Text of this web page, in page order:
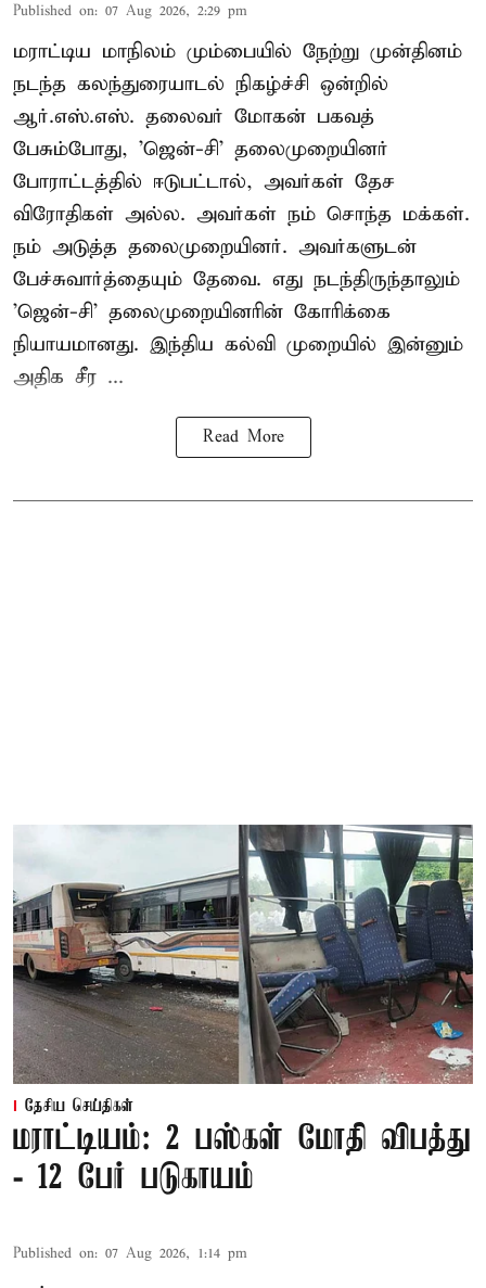
Published on: 07 Aug 2026, 2:29 pm
மராட்டிய மாநிலம் மும்பையில் நேற்று முன்தினம்
நடந்த கலந்துரையாடல் நிகழ்ச்சி ஒன்றில்
ஆர்.எஸ்.எஸ். தலைவர் மோகன் பகவத்
பேசும்போது, 'ஜென்-சி' தலைமுறையினர்
போராட்டத்தில் ஈடுபட்டால், அவர்கள் தேச
விரோதிகள் அல்ல. அவர்கள் நம் சொந்த மக்கள்.
நம் அடுத்த தலைமுறையினர். அவர்களுடன்
பேச்சுவார்த்தையும் தேவை. எது நடந்திருந்தாலும்
'ஜென்-சி' தலைமுறையினரின் கோரிக்கை
நியாயமானது. இந்திய கல்வி முறையில் இன்னும்
அதிக சீர ...
Read More
தேசிய செய்திகள்
மராட்டியம்: 2 பஸ்கள் மோதி விபத்து
- 12 பேர் படுகாயம்
Published on: 07 Aug 2026, 1:14 pm